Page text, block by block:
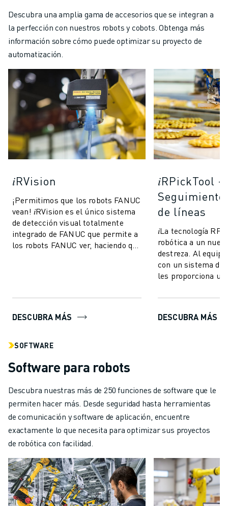
Descubra una amplia gama de accesorios que se integran a
la perfección con nuestros robots y cobots. Obtenga más
información sobre cómo puede optimizar su proyecto de
automatización.
𝑖RVision
¡Permitimos que los robots FANUC
vean! 𝑖RVision es el único sistema
de detección visual totalmente
integrado de FANUC que permite a
los robots FANUC ver, haciendo que
DESCUBRA MÁS
𝑖RPickTool -
Seguimiento
de líneas
𝑖La tecnología
robótica a un
destreza. Al
con un sistema de
les proporciona
a...
DESCUBRA MÁS
SOFTWARE
Software para robots
Descubra nuestras más de 250 funciones de software que le
permiten hacer más. Desde seguridad hasta herramientas
de comunicación y software de aplicación, encuentre
exactamente lo que necesita para optimizar sus proyectos
de robótica con facilidad.